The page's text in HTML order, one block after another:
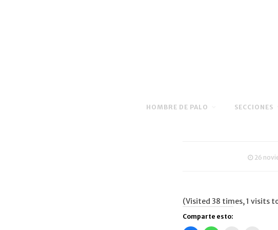
HOMBRE DE PALO SECCIONES
26
(Visited 38 times, 1 visits
Comparte esto: